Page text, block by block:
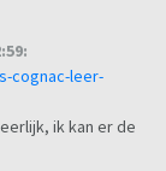
cognac-leer-
ik kan er de